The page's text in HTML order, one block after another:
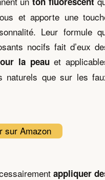
et apporte une
Leur formule
nocifs fait d’eux
la peauet
naturels que sur les
sur Amazon
appliquer